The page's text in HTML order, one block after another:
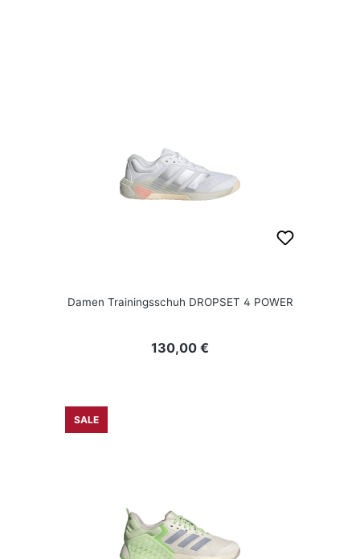
Damen Trainingsschuh DROPSET 4 POWER
Regulärer Preis:
130,00 €
SALE